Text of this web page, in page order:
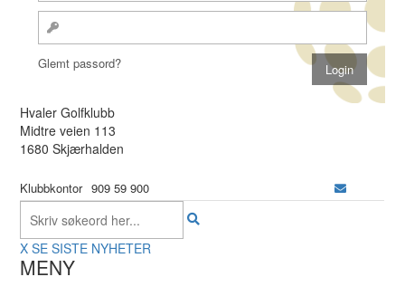
Glemt passord?
Hvaler Golfklubb
Midtre veien 113
1680 Skjærhalden
Klubbkontor 909 59 900
X SE SISTE NYHETER
MENY